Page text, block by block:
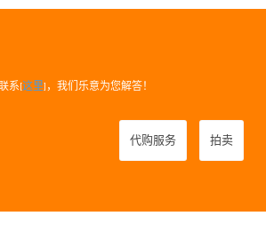
系[这里]，我们乐意为您解答！
代购服务 拍卖